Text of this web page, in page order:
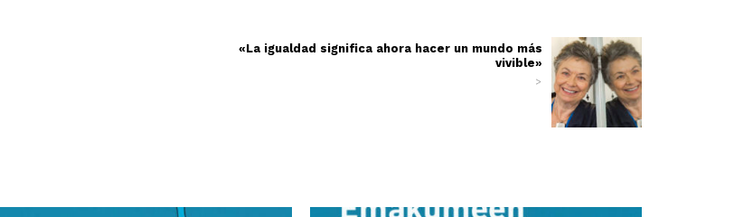
«La igualdad significa ahora hacer un mundo más
vivible»
>